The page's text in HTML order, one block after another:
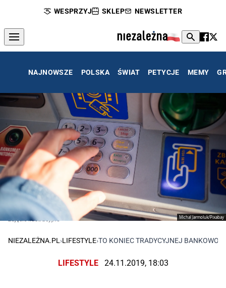
WESPRZYJ SKLEP NEWSLETTER
NAJNOWSZE POLSKA ŚWIAT PETYCJE MEMY
Michal Jarmoluk/Pixabay
zdjęcie ilustracyjne
NIEZALEŻNA.PL›LIFESTYLE›TO KONIEC TRADYCYJNEJ
LIFESTYLE 24.11.2019, 18:03